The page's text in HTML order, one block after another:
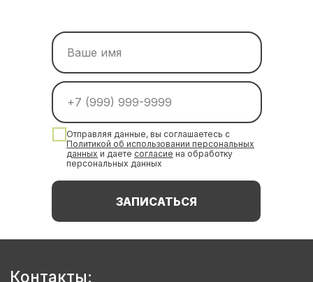
Отправляя данные, вы соглашаетесь с
Политикой об использовании персональных
данных и даете согласие на обработку
персональных данных
ЗАПИСАТЬСЯ